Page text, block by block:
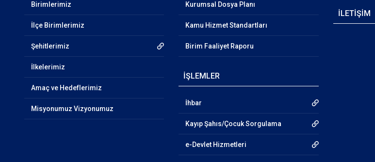
Birimlerimiz
İlçe Birimlerimiz
Şehitlerimiz
İlkelerimiz
Amaç ve Hedeflerimiz
Misyonumuz Vizyonumuz
Kurumsal Dosya Planı
Kamu Hizmet Standartları
Birim Faaliyet Raporu
İŞLEMLER
İhbar
Kayıp Şahıs/Çocuk Sorgulama
e-Devlet Hizmetleri
İLETİŞİM